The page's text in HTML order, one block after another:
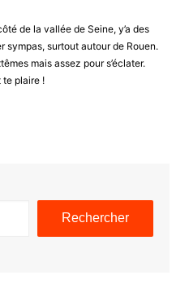
de la vallée de Seine, y’a des
sympas, surtout autour de Rouen.
mais assez pour s’éclater.
te plaire !
Rechercher